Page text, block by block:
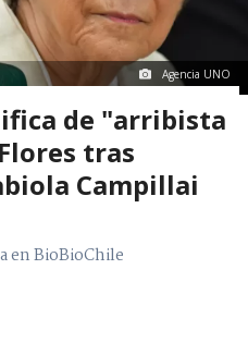
Agencia UNO
de "arribista
tras
Campillai
en BioBioChile